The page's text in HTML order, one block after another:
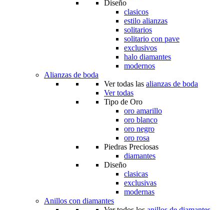
Diseño
clasicos
estilo alianzas
solitarios
solitario con pave
exclusivos
halo diamantes
modernos
Alianzas de boda
Ver todas las alianzas de boda
Ver todas
Tipo de Oro
oro amarillo
oro blanco
oro negro
oro rosa
Piedras Preciosas
diamantes
Diseño
clasicas
exclusivas
modernas
Anillos con diamantes